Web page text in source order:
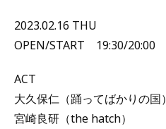
2023.02.16 THU
OPEN/START 19:30/20:00
ACT
大久保仁（踊ってばかりの国）
宮崎良研（the hatch）